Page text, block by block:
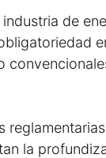
de
la